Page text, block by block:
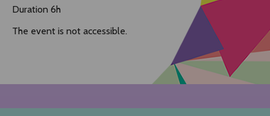
Duration 6h
The event is not accessible.